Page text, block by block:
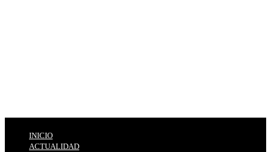
INICIO
ACTUALIDAD